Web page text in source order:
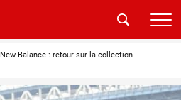
New Balance : retour sur la collection